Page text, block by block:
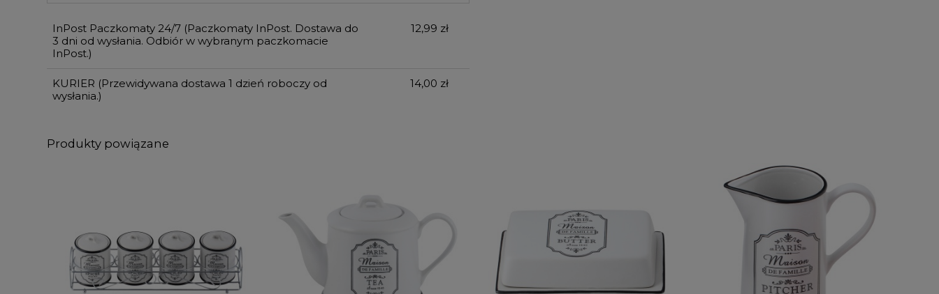
InPost Paczkomaty 24/7(Paczkomaty InPost. Dostawa do
3 dni od wysłania. Odbiór w wybranym paczkomacie
InPost.)
12,99 zł
KURIER (Przewidywana dostawa 1 dzień roboczy od
wysłania.)
14,00 zł
Produkty powiązane